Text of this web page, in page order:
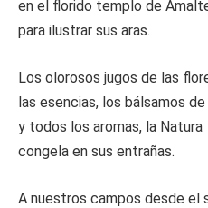
en el florido templo de
para ilustrar sus aras.
Los olorosos jugos de las
las esencias, los bálsamos de
y todos los aromas, la Natura
congela en sus entrañas.
A nuestros campos desde el